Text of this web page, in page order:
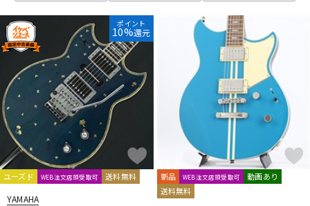
ポイント
10%還元
ユーズド WEB注文店頭受取可 送料無料
YAMAHA
新品 WEB注文店頭受取可
動画あり
送料無料